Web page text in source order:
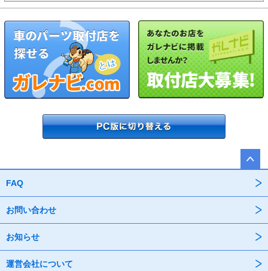
FAQ
お問い合わせ
お知らせ
運営会社について